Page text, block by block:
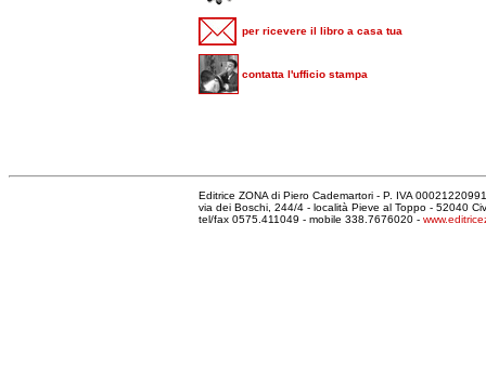
per ricevere il libro a casa tua
contatta l'ufficio stampa
Editrice ZONA di Piero Cademartori - P. IVA
via dei Boschi, 244/4 - località Pieve al Toppo - 52040
tel/fax 0575.411049 - mobile 338.7676020 -